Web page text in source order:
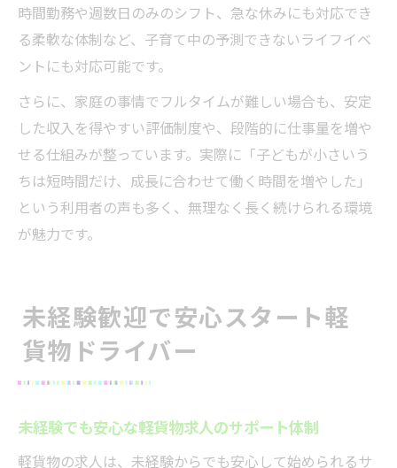
時間勤務や週数日のみのシフト、急な休みにも対応でき
る柔軟な体制など、子育て中の予測できないライフイベ
ントにも対応可能です。
さらに、家庭の事情でフルタイムが難しい場合も、安定
した収入を得やすい評価制度や、段階的に仕事量を増や
せる仕組みが整っています。実際に「子どもが小さいう
ちは短時間だけ、成長に合わせて働く時間を増やした」
という利用者の声も多く、無理なく長く続けられる環境
が魅力です。
未経験歓迎で安心スタート軽
貨物ドライバー
未経験でも安心な軽貨物求人のサポート体制
軽貨物の求人は、未経験からでも安心して始められるサ